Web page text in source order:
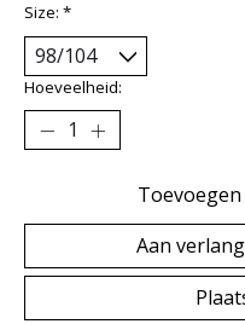
Size: *
Hoeveelheid:
Aan